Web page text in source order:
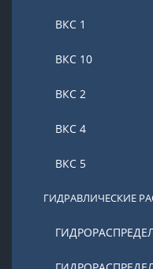
ВКС 1
ВКС 10
ВКС 2
ВКС 4
ВКС 5
ГИДРАВЛИЧЕСКИЕ